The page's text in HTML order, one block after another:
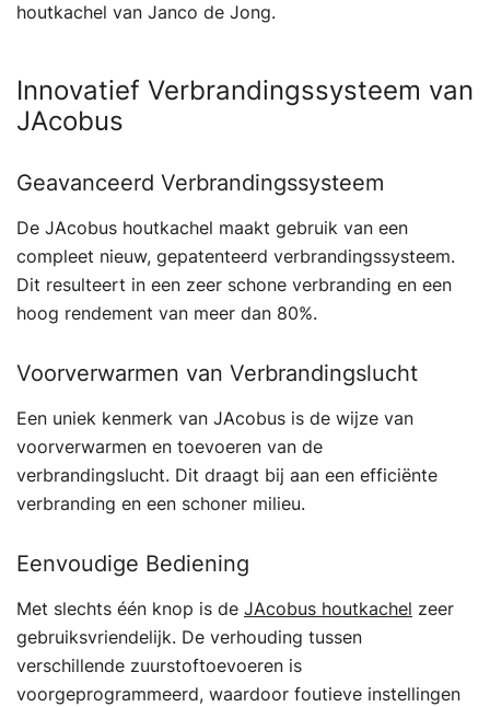
houtkachel van Janco de Jong.
Innovatief Verbrandingssysteem van
JAcobus
Geavanceerd Verbrandingssysteem
De JAcobus houtkachel maakt gebruik van een
compleet nieuw, gepatenteerd verbrandingssysteem.
Dit resulteert in een zeer schone verbranding en een
hoog rendement van meer dan 80%.
Voorverwarmen van Verbrandingslucht
Een uniek kenmerk van JAcobus is de wijze van
voorverwarmen en toevoeren van de
verbrandingslucht. Dit draagt bij aan een efficiënte
verbranding en een schoner milieu.
Eenvoudige Bediening
Met slechts één knop is de JAcobus houtkachel zeer
gebruiksvriendelijk. De verhouding tussen
verschillende zuurstoftoevoeren is
voorgeprogrammeerd, waardoor foutieve instellingen